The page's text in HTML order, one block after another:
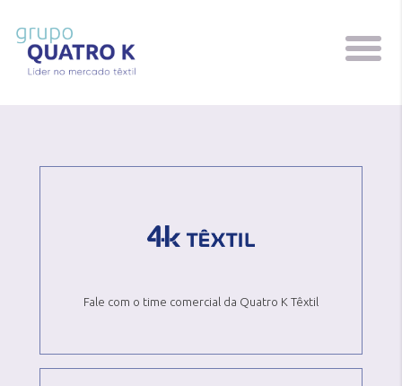
Fale com o time comercial da Quatro K Têxtil